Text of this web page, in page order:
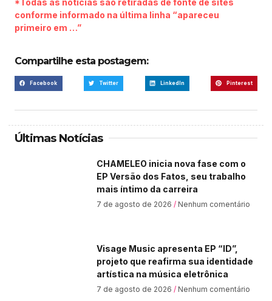
*Todas as notícias são retiradas de fonte de sites
conforme informado na última linha “apareceu
primeiro em …”
Compartilhe esta postagem:
Facebook Twitter LinkedIn Pinterest
Últimas Notícias
CHAMELEO inicia nova fase com o
EP Versão dos Fatos, seu trabalho
mais íntimo da carreira
7 de agosto de 2026 Nenhum comentário
Visage Music apresenta EP “ID”,
projeto que reafirma sua identidade
artística na música eletrônica
7 de agosto de 2026 Nenhum comentário